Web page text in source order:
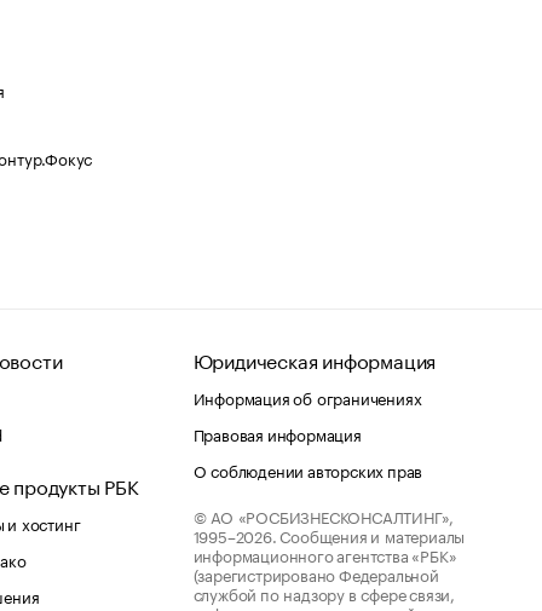
продукты РБК
хостинг
Юридическая информация
Информация об ограничениях
Правовая информация
О соблюдении авторских прав
© АО «РОСБИЗНЕСКОНСАЛТИНГ»,
1995–2026. Сообщения и материалы
информационного агентства «РБК»
(зарегистрировано Федеральной
службой по надзору в сфере связи,